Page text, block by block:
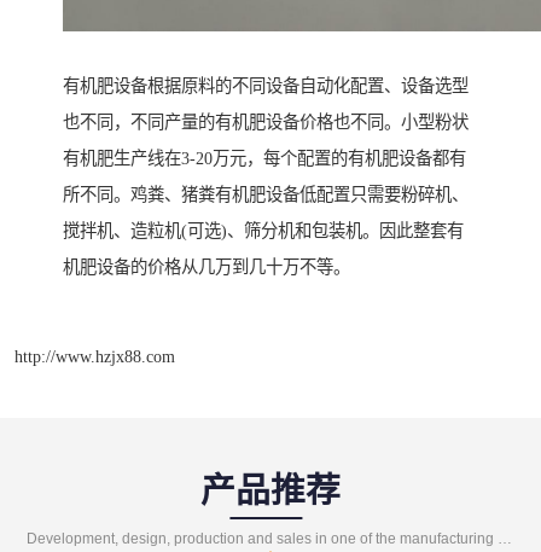
有机肥设备根据原料的不同设备自动化配置、设备选型
也不同，不同产量的有机肥设备价格也不同。小型粉状
有机肥生产线在3-20万元，每个配置的有机肥设备都有
所不同。鸡粪、猪粪有机肥设备低配置只需要粉碎机、
搅拌机、造粒机(可选)、筛分机和包装机。因此整套有
机肥设备的价格从几万到几十万不等。
http://www.hzjx88.com
产品推荐
Development, design, production and sales in one of the manufacturing enterprises